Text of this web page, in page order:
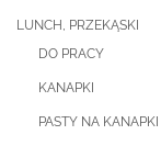
LUNCH, PRZEKĄSKI
DO PRACY
KANAPKI
PASTY NA KANAPKI